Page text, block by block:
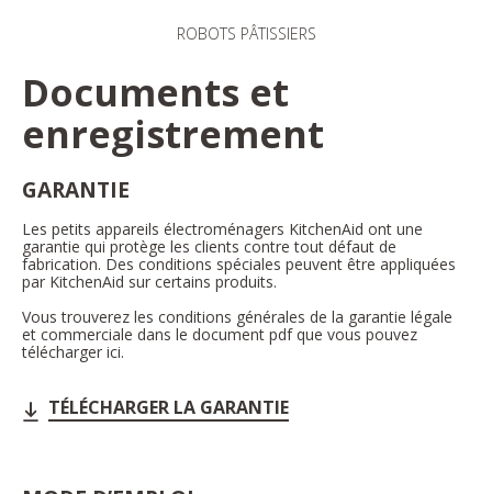
ROBOTS PÂTISSIERS
Documents et
enregistrement
GARANTIE
Les petits appareils électroménagers KitchenAid ont une
garantie qui protège les clients contre tout défaut de
fabrication. Des conditions spéciales peuvent être appliquées
par KitchenAid sur certains produits.
Vous trouverez les conditions générales de la garantie légale
et commerciale dans le document pdf que vous pouvez
télécharger ici.
TÉLÉCHARGER LA GARANTIE